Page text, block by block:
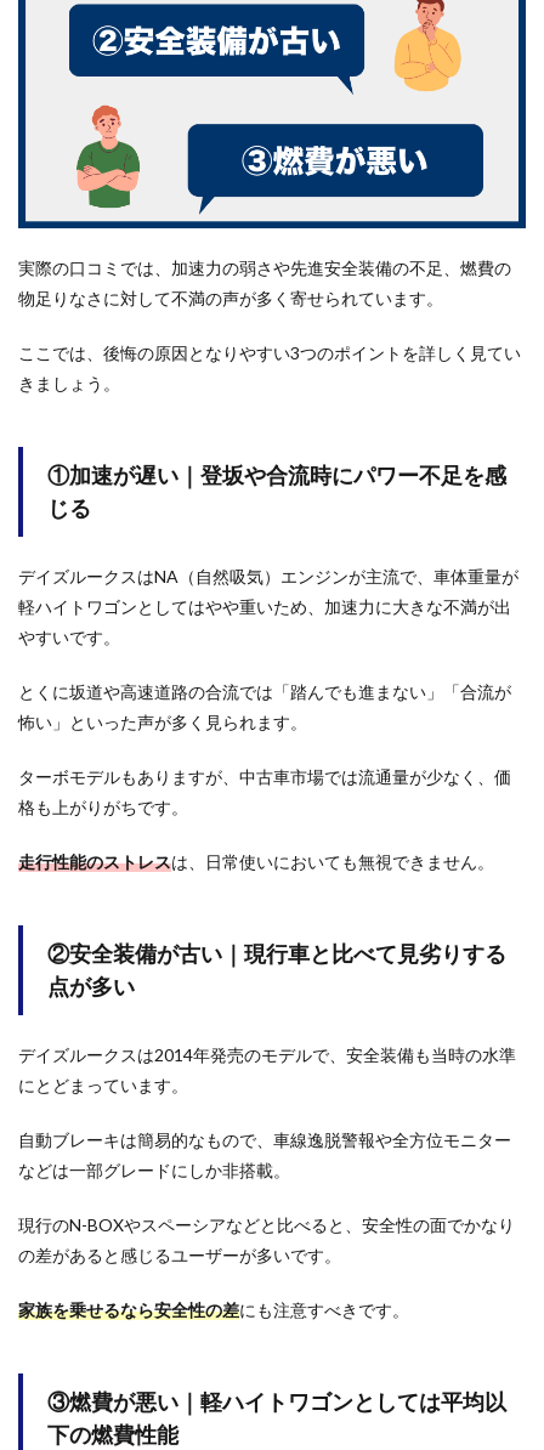
遅い
｜登
坂や
合流
パワ
足を
る
1.2
古い
｜現
行車
べて
見劣
りす
る点
1.3
悪い
｜軽
ゴン
以下
の燃
費性
2
デイ
ーク
スを
買っ
悔し
た人
の悪
コミ
3
デイ
ズル
実際の口コミでは、加速力の弱さや先進安全装備の不足、燃費の
物足りなさに対して不満の声が多く寄せられています。
ここでは、後悔の原因となりやすい3つのポイントを詳しく見てい
きましょう。
①加速が遅い｜登坂や合流時にパワー不足を感
じる
デイズルークスはNA（自然吸気）エンジンが主流で、車体重量が
軽ハイトワゴンとしてはやや重いため、加速力に大きな不満が出
やすいです。
とくに坂道や高速道路の合流では「踏んでも進まない」「合流が
怖い」といった声が多く見られます。
ターボモデルもありますが、中古車市場では流通量が少なく、価
格も上がりがちです。
走行性能のストレスは、日常使いにおいても無視できません。
②安全装備が古い｜現行車と比べて見劣りする
点が多い
デイズルークスは2014年発売のモデルで、安全装備も当時の水準
にとどまっています。
自動ブレーキは簡易的なもので、車線逸脱警報や全方位モニター
などは一部グレードにしか非搭載。
現行のN-BOXやスペーシアなどと比べると、安全性の面でかなり
の差があると感じるユーザーが多いです。
家族を乗せるなら安全性の差にも注意すべきです。
③燃費が悪い｜軽ハイトワゴンとしては平均以
下の燃費性能